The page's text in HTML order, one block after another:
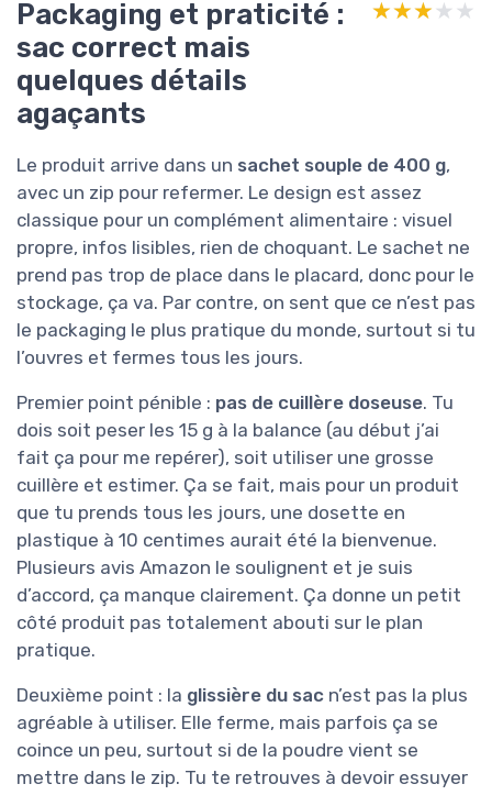
Packaging et praticité :
sac correct mais
quelques détails
agaçants
★★★★★
★★★★★
Le produit arrive dans un sachet souple de 400 g,
avec un zip pour refermer. Le design est assez
classique pour un complément alimentaire : visuel
propre, infos lisibles, rien de choquant. Le sachet ne
prend pas trop de place dans le placard, donc pour le
stockage, ça va. Par contre, on sent que ce n’est pas
le packaging le plus pratique du monde, surtout si tu
l’ouvres et fermes tous les jours.
Premier point pénible : pas de cuillère doseuse. Tu
dois soit peser les 15 g à la balance (au début j’ai
fait ça pour me repérer), soit utiliser une grosse
cuillère et estimer. Ça se fait, mais pour un produit
que tu prends tous les jours, une dosette en
plastique à 10 centimes aurait été la bienvenue.
Plusieurs avis Amazon le soulignent et je suis
d’accord, ça manque clairement. Ça donne un petit
côté produit pas totalement abouti sur le plan
pratique.
Deuxième point : la glissière du sac n’est pas la plus
agréable à utiliser. Elle ferme, mais parfois ça se
coince un peu, surtout si de la poudre vient se
mettre dans le zip. Tu te retrouves à devoir essuyer